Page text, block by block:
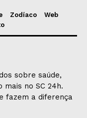
Zodíaco
Web
sobre saúde,
mais no SC 24h.
fazem a diferença